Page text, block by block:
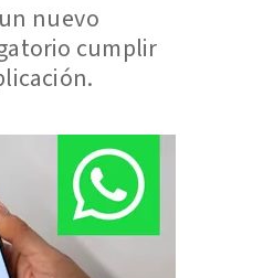
nuevo
cumplir